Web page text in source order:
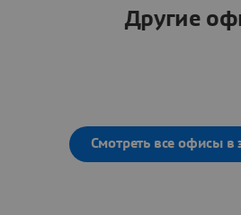
Другие
Смотреть все офисы в